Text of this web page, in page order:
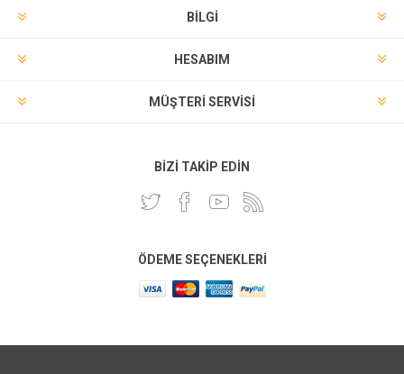
BILGI
HESABIM
MÜŞTERI SERVISI
BIZI TAKIP EDIN
ÖDEME SEÇENEKLERI